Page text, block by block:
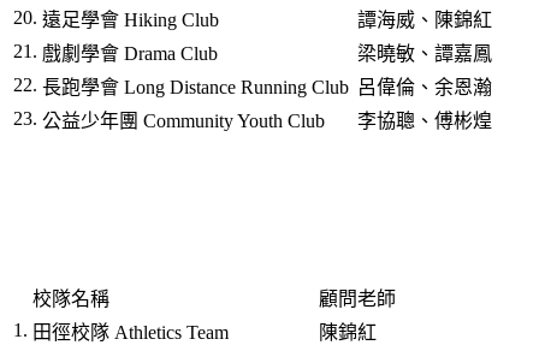
20. 遠足學會 Hiking Club
譚海威、陳錦紅
21. 戲劇學會 Drama Club
梁曉敏、譚嘉鳳
22. 長跑學會 Long Distance Running Club 呂偉倫、余恩瀚
23. 公益少年團 Community Youth Club 李協聰、傅彬煌
校隊名稱
顧問老師
1. 田徑校隊 Athletics Team
陳錦紅